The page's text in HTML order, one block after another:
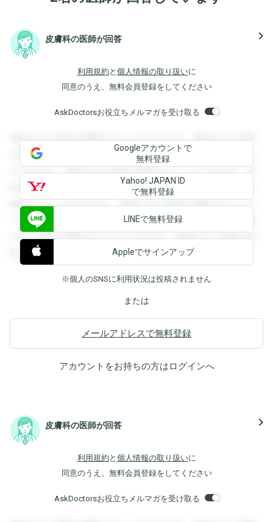
皮膚科の医師が回答 navigate_next
利用規約 と 個人情報の取り扱いに
同意のうえ、無料会員登録をしてください
AskDoctorsお役立ちメルマガを受け取る
登録すると回答を閲覧することができます。登録すると回答
を閲覧することができます。登録すると回答を閲覧すること
ができます。登録すると回答を閲覧することができます。登
録すると回答を閲覧することができます。登録すると回答を
閲覧することができます。登録すると回答を閲覧することが
できます。登録すると回答を閲覧することができます。登録
すると回答を閲覧することができます。登録すると回答を閲
覧することができます。
Googleアカウントで
無料登録
Yahoo! JAPAN ID
で無料登録
LINEで無料登録
Appleでサインアップ
※個人のSNSに利用状況は投稿されません
または
メールアドレスで無料登録
アカウントをお持ちの方はログインへ
皮膚科の医師が回答 navigate_next
利用規約 と 個人情報の取り扱いに
同意のうえ、無料会員登録をしてください
AskDoctorsお役立ちメルマガを受け取る